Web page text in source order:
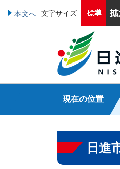
本文へ 文字サイズ
現在の位置
日進